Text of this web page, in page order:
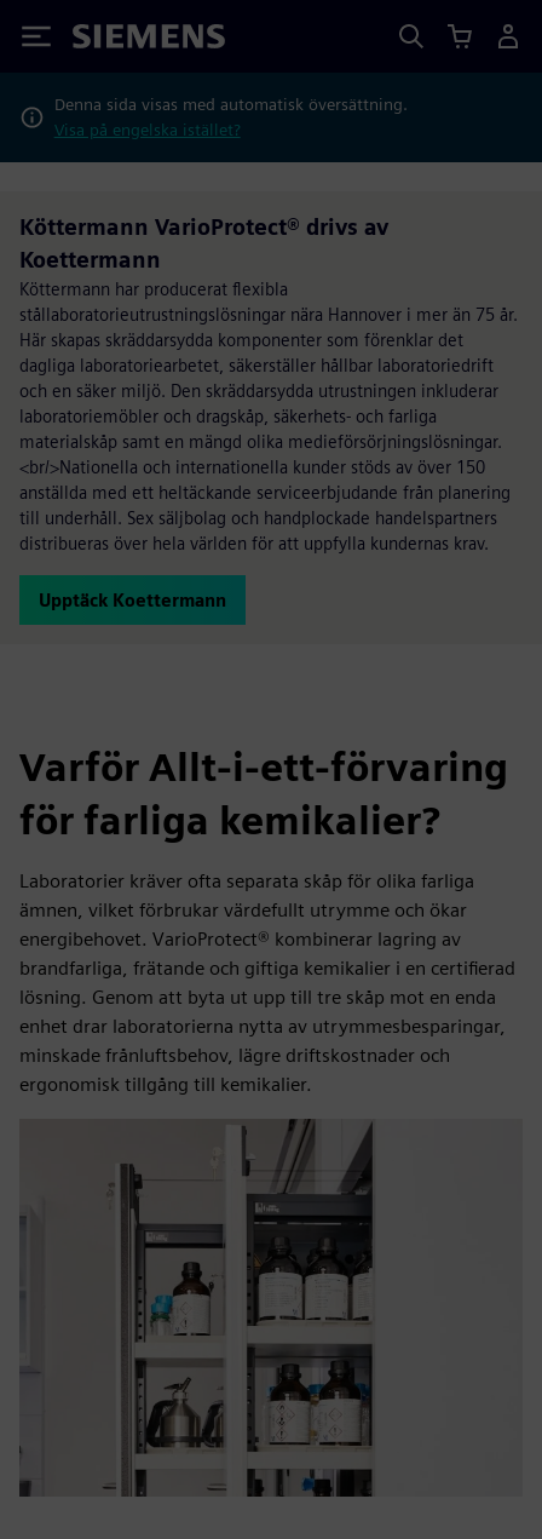
Siemens
Denna sida visas med automatisk översättning.
Visa på engelska istället?
Köttermann VarioProtect® drivs av
Koettermann
Köttermann har producerat flexibla
stållaboratorieutrustningslösningar nära Hannover i mer än 75 år.
Här skapas skräddarsydda komponenter som förenklar det
dagliga laboratoriearbetet, säkerställer hållbar laboratoriedrift
och en säker miljö. Den skräddarsydda utrustningen inkluderar
laboratoriemöbler och dragskåp, säkerhets- och farliga
materialskåp samt en mängd olika medieförsörjningslösningar.
<br/>Nationella och internationella kunder stöds av över 150
anställda med ett heltäckande serviceerbjudande från planering
till underhåll. Sex säljbolag och handplockade handelspartners
distribueras över hela världen för att uppfylla kundernas krav.
Upptäck Koettermann
Varför Allt-i-ett-förvaring
för farliga kemikalier?
Laboratorier kräver ofta separata skåp för olika farliga
ämnen, vilket förbrukar värdefullt utrymme och ökar
energibehovet. VarioProtect® kombinerar lagring av
brandfarliga, frätande och giftiga kemikalier i en certifierad
lösning. Genom att byta ut upp till tre skåp mot en enda
enhet drar laboratorierna nytta av utrymmesbesparingar,
minskade frånluftsbehov, lägre driftskostnader och
ergonomisk tillgång till kemikalier.